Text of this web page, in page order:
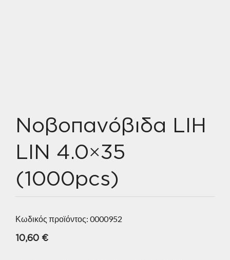
Νοβοπανόβιδα LIH
LIN 4.0×35
(1000pcs)
Κωδικός προϊόντος: 0000952
10,60 €